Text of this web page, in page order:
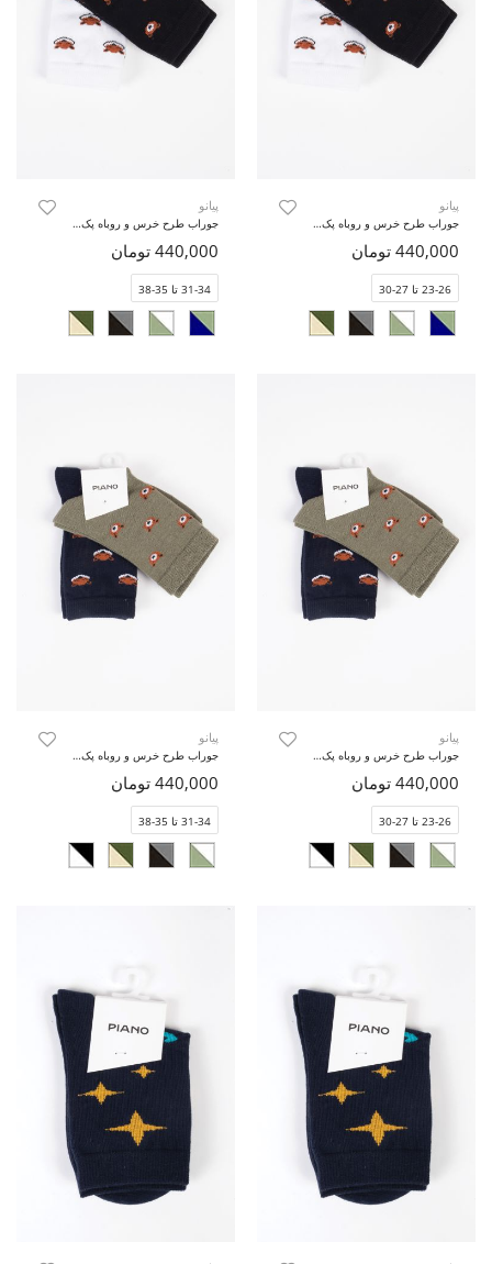
پیانو
جوراب طرح خرس و روباه پک دوتایی
440,000 تومان
23-26 تا 27-30
پیانو
جوراب طرح خرس و روباه پک دوتایی
440,000 تومان
31-34 تا 35-38
پیانو
جوراب طرح خرس و روباه پک دوتایی
440,000 تومان
23-26 تا 27-30
پیانو
جوراب طرح خرس و روباه پک دوتایی
440,000 تومان
31-34 تا 35-38